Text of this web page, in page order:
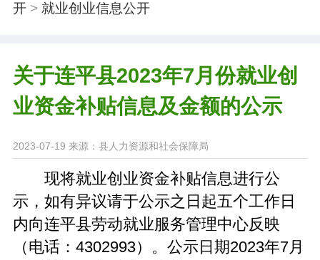
开> 就业创业信息公开
关于连平县2023年7月份就业创
业资金补贴信息及金额的公示
2023-07-19 来源：县人力资源和社会保障局
现将就业创业资金补贴信息进行公
示，如有异议请于公示之日起五个工作日
内向连平县劳动就业服务管理中心反映
（电话：4302993）。公示日期2023年7月